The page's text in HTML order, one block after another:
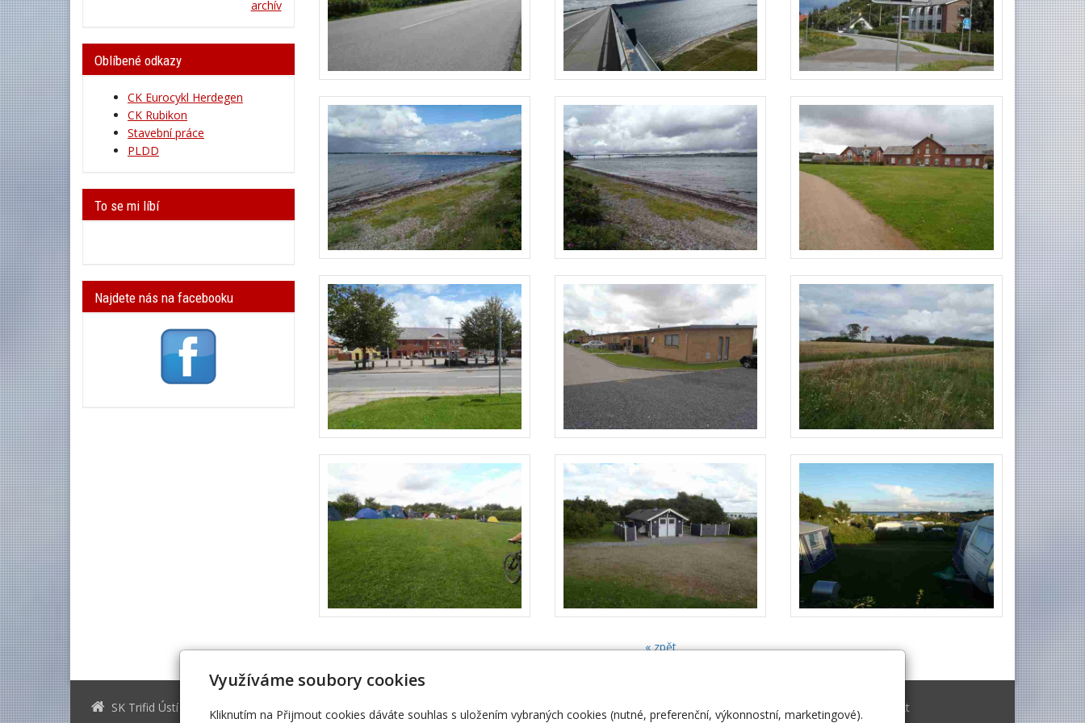
« zpět
archív
Oblíbené odkazy
CK Eurocykl Herdegen
CK Rubikon
Stavební práce
PLDD
To se mi líbí
Najdete nás na facebooku
SK Trifid Ústí
sktrifid@sktrifid.cz
Úvodní stránka
Archiv 2002 - 2006
Kontakt
Využíváme soubory cookies
Kliknutím na Přijmout cookies dáváte souhlas s uložením vybraných cookies (nutné, preferenční, výkonnostní, marketingové).